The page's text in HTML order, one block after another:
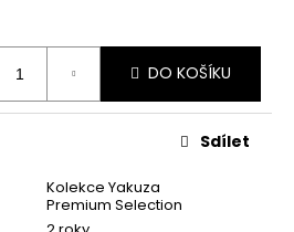
DO KOŠÍKU
Kolekce Yakuza
Premium Selection
Sdílet